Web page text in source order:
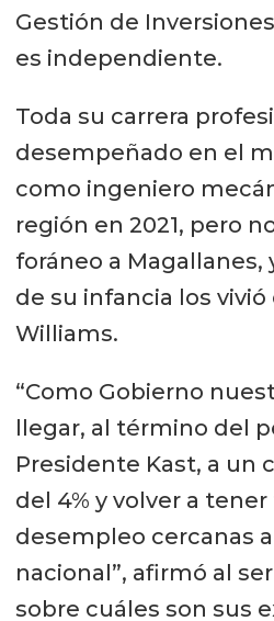
Gestión de
es independiente.
Toda su carrera
desempeñado en el
como ingeniero
región en 2021, pero
foráneo a Magallanes,
de su infancia los
Williams.
“Como Gobierno
llegar, al término del
Presidente Kast, a un
del 4% y volver a tener
desempleo cercanas
nacional”, afirmó al
sobre cuáles son sus